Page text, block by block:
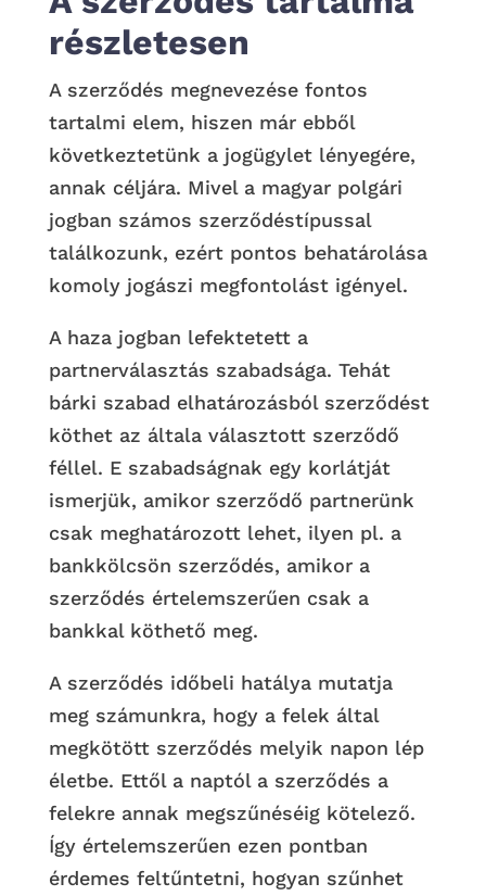
részletesen
A szerződés megnevezése fontos
tartalmi elem, hiszen már ebből
következtetünk a jogügylet lényegére,
annak céljára. Mivel a magyar polgári
jogban számos szerződéstípussal
találkozunk, ezért pontos behatárolása
komoly jogászi megfontolást igényel.
A haza jogban lefektetett a
partnerválasztás szabadsága. Tehát
bárki szabad elhatározásból szerződést
köthet az általa választott szerződő
féllel. E szabadságnak egy korlátját
ismerjük, amikor szerződő partnerünk
csak meghatározott lehet, ilyen pl. a
bankkölcsön szerződés, amikor a
szerződés értelemszerűen csak a
bankkal köthető meg.
A szerződés időbeli hatálya mutatja
meg számunkra, hogy a felek által
megkötött szerződés melyik napon lép
életbe. Ettől a naptól a szerződés a
felekre annak megszűnéséig kötelező.
Így értelemszerűen ezen pontban
érdemes feltűntetni, hogyan szűnhet